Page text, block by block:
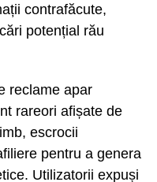
contrafăcute,
potențial rău
reclame apar
rareori afișate de
escrocii
pentru a genera
Utilizatorii expuși